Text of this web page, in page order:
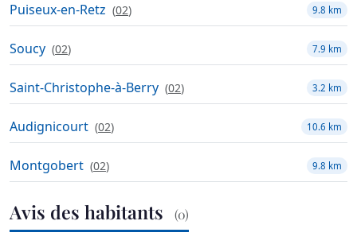
Puiseux-en-Retz (02) 9.8 km
Soucy (02) 7.9 km
Saint-Christophe-à-Berry (02) 3.2 km
Audignicourt (02) 10.6 km
Montgobert (02) 9.8 km
Avis des habitants (0)